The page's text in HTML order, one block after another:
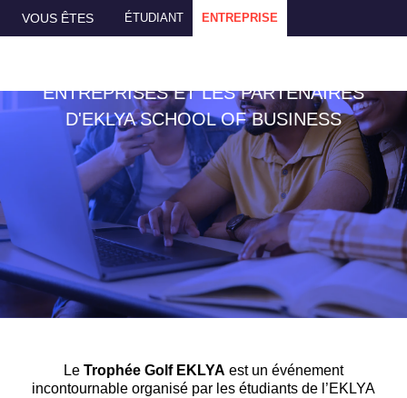
VOUS ÊTES ÉTUDIANT ENTREPRISE
Accueil >Entreprise>Trophée Golf EKLYA
VOTRE MARQUE EMPLOYEUR
TROPHÉE GOLF EKLYA :
ENTREPRISES ET LES PARTENAIRES
D'EKLYA SCHOOL OF BUSINESS
Le Trophée Golf EKLYA est un événement
incontournable organisé par les étudiants de l’EKLYA